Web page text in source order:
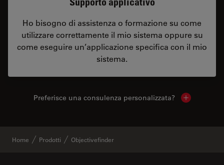
Ho bisogno di assistenza o formazione su come
utilizzare correttamente il mio sistema oppure su
come eseguire un’applicazione specifica con il mio
sistema.
Preferisce una consulenza personalizzata? Show local
Home Prodotti Objectivefinder